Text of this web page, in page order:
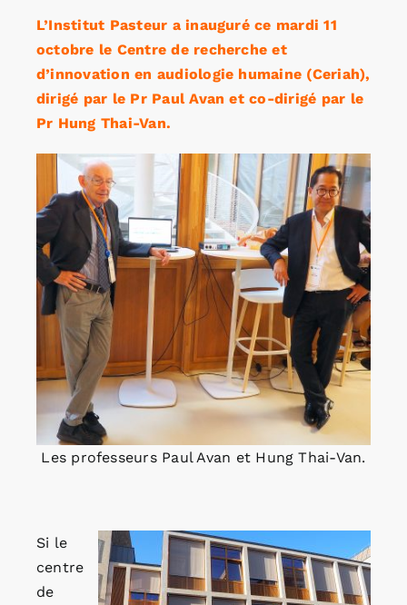
L’Institut Pasteur a inauguré ce mardi 11
octobre le Centre de recherche et
d’innovation en audiologie humaine (Ceriah),
dirigé par le Pr Paul Avan et co-dirigé par le
Pr Hung Thai-Van.
Les professeurs Paul Avan et Hung Thai-Van.
Si le
centre
de